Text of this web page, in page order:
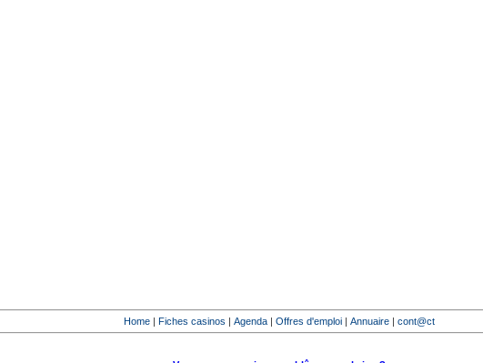
Home | Fiches casinos | Agenda | Offres d'emploi | Annuaire | cont@ct